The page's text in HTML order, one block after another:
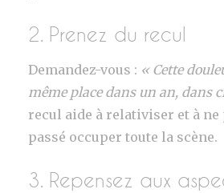
2. Prenez du recul
Demandez-vous : « Cette
même place dans un an, dans
recul aide à relativiser et à ne
passé occuper toute la scène.
3. Repensez aux